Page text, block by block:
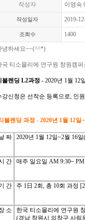
작성자 이영숙
작성일자 2019-
조회수 1400
녕하세요~~(^^*)
국 티소믈리에 연구원 창원캠
블렌딩 L2과정 - 2020년 1월 12
강신청은 선착순 등록으로, 인원
블렌딩 과정 - 2020년 1월 12일
짜 2020년 1월 12일~2월 16
간 매주 일 요일 AM 9:30~ PM
간 주 1日 2회, 총 10회 과정 [2
소
한국 티소믈리에 연구원
(경남 창원시 의창구 사림